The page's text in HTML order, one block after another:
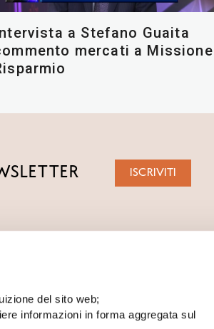
del sito web;
informazioni in forma aggregata sul
a Stefano Guaita
mercati a Missione
ISCRIVITI
DIGITAL AGENCY